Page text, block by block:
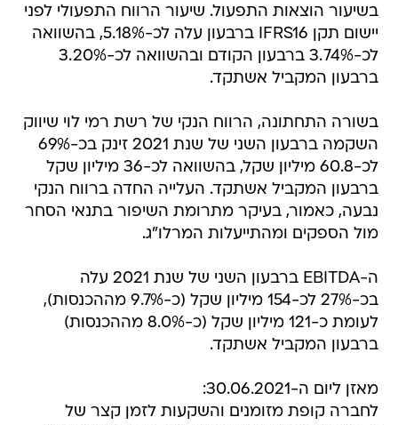
בשיעור הוצאות התפעול. שיעור הרווח התפעולי לפני
יישום תקן IFRS16 ברבעון עלה לכ-5.18%, בהשוואה
לכ-3.74% ברבעון הקודם ובהשוואה לכ-3.20%
ברבעון המקביל אשתקד.
בשורה התחתונה, הרווח הנקי של רשת רמי לוי שיווק
השקמה ברבעון השני של שנת 2021 זינק בכ-69%
לכ-60.8 מיליון שקל, בהשוואה לכ-36 מיליון שקל
ברבעון המקביל אשתקד. העלייה החדה ברווח הנקי
נבעה, כאמור, בעיקר מתרומת השיפור בתנאי הסחר
מול הספקים ומהתייעלות המרלו"ג.
ה-EBITDA ברבעון השני של שנת 2021 עלה
בכ-27% לכ-154 מיליון שקל (כ-9.7% מההכנסות),
לעומת כ-121 מיליון שקל (כ-8.0% מההכנסות)
ברבעון המקביל אשתקד.
מאזן ליום ה-30.06.2021:
לחברה קופת מזומנים והשקעות לזמן קצר של